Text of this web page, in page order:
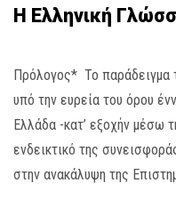
Η Ελληνική
Πρόλογος* Το παράδειγμα
υπό την ευρεία του όρου
Ελλάδα -κατ’ εξοχήν μέσω
ενδεικτικό της
στην ανακάλυψη της